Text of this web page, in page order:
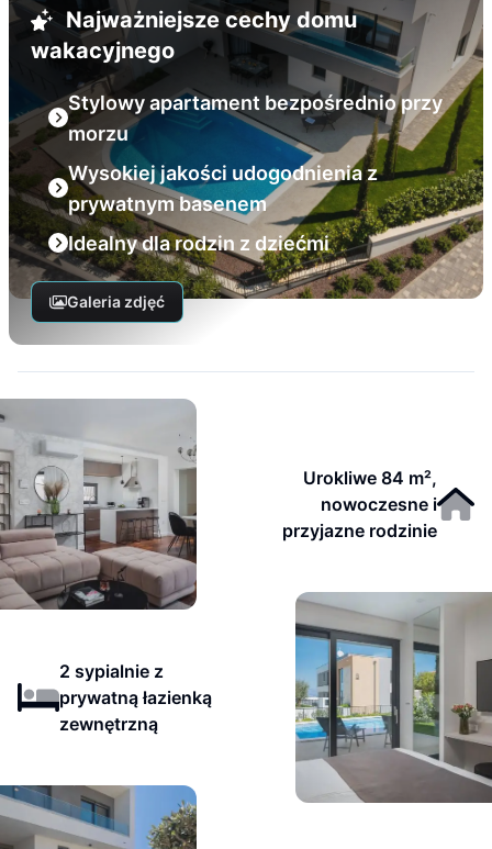
Najważniejsze cechy domu
wakacyjnego
Stylowy apartament bezpośrednio przy
morzu
Wysokiej jakości udogodnienia z
prywatnym basenem
Idealny dla rodzin z dziećmi
Galeria zdjęć
Urokliwe 84 m²,
nowoczesne i
przyjazne rodzinie
2 sypialnie z
prywatną łazienką
zewnętrzną